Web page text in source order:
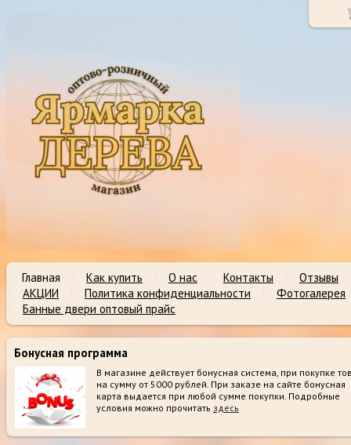
Главная Как купить О нас Контакты
Отзывы
АКЦИИ
Политика конфиденциальности
Фотогалерея
Банные двери оптовый прайс
Бонусная программа
В магазине действует бонусная система, при покупке
на сумму от 5000 рублей. При заказе на сайте бонусная
карта выдается при любой сумме покупки. Подробные
условия можно прочитать здесь